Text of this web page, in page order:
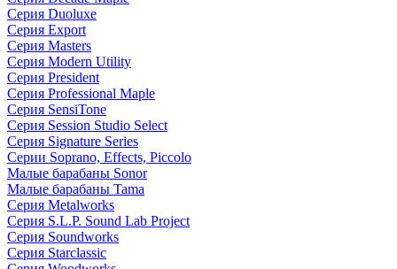
Серия Duoluxe
Серия Export
Серия Masters
Серия Modern Utility
Серия President
Серия Professional Maple
Серия SensiTone
Серия Session Studio Select
Серия Signature Series
Серии Soprano, Effects, Piccolo
Малые барабаны Sonor
Малые барабаны Tama
Серия Metalworks
Серия S.L.P. Sound Lab Project
Серия Soundworks
Серия Starclassic